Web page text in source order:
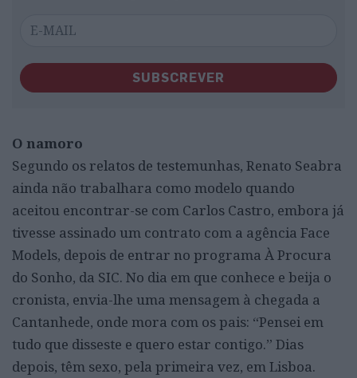
SUBSCREVER
O namoro
Segundo os relatos de testemunhas, Renato Seabra
ainda não trabalhara como modelo quando
aceitou encontrar-se com Carlos Castro, embora já
tivesse assinado um contrato com a agência Face
Models, depois de entrar no programa À Procura
do Sonho, da SIC. No dia em que conhece e beija o
cronista, envia-lhe uma mensagem à chegada a
Cantanhede, onde mora com os pais: “Pensei em
tudo que disseste e quero estar contigo.” Dias
depois, têm sexo, pela primeira vez, em Lisboa.